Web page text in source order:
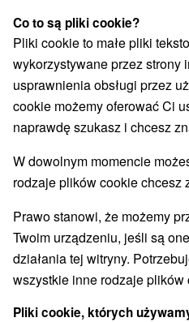
REZERWACJA I
Skontaktuj się
Przejdź do lokalizacji
O URZĄDZENIA SPRZĘT
Co to są pliki cookie?
Pliki cookie to małe pliki
wykorzystywane przez strony
usprawnienia obsługi przez
cookie możemy oferować Ci
naprawdę szukasz i chcesz
W dowolnym momencie
rodzaje plików cookie chcesz
Prawo stanowi, że możemy
Twoim urządzeniu, jeśli są
działania tej witryny.
wszystkie inne rodzaje plików
Pliki cookie, których